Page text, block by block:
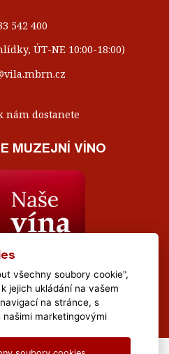
542 400
ÚT-NE 10:00-18:00)
nám dostanete
MUZEJNÍ VÍNO
všechny soubory cookie",
jejich ukládání na vašem
na stránce, s
marketingovými